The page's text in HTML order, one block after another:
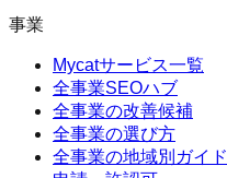
事業
Mycatサービス一覧
全事業SEOハブ
全事業の改善候補
全事業の選び方
全事業の地域別ガイド